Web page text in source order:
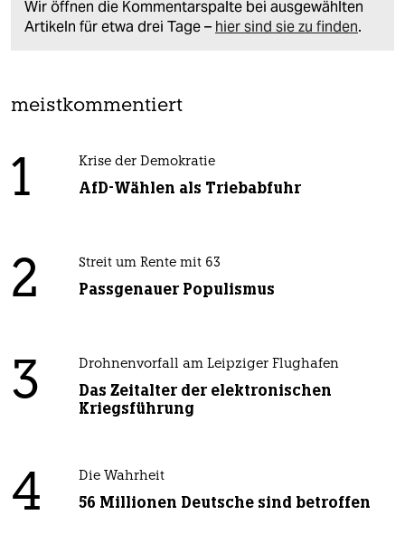
Wir öffnen die Kommentarspalte bei ausgewählten
Artikeln für etwa drei Tage – hier sind sie zu finden.
meistkommentiert
1 Krise der Demokratie
AfD-Wählen als Triebabfuhr
2 Streit um Rente mit 63
Passgenauer Populismus
3 Drohnenvorfall am Leipziger Flughafen
Das Zeitalter der elektronischen
Kriegsführung
4 Die Wahrheit
56 Millionen Deutsche sind betroffen